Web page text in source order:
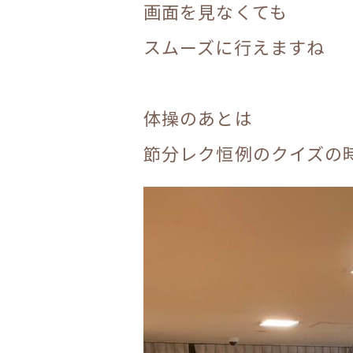
画面を見なくても
スムーズに行えますね
体操のあとは
節分レク恒例のクイズの